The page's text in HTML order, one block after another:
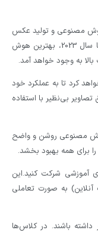
مصنوعی و تولید عکس
اخیراً صورت گرفته است، پیش‌بینی می‌شود که تا سال 2023، بهترین هوش
به وجود خواهد آمد.
کرد تا به عملکرد خود
تصاویر بی‌نظیر با استفاده
مصنوعی روشن و واضح
برای همه بهبود بخشد.
آموزشی شرکت کنید.این
به صورت تعاملی
داشته باشند. در کلاس‌ها